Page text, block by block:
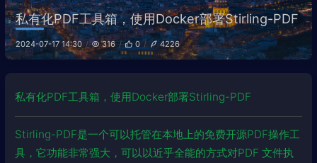
私有化PDF工具箱，使用Docker部署Stirling-PDF
2024-07-17 14:30 316 0 4226
私有化PDF工具箱，使用Docker部署Stirling-PDF
Stirling-PDF是一个可以托管在本地上的免费开源PDF操作工
具，它功能非常强大，可以以近乎全能的方式对PDF 文件执